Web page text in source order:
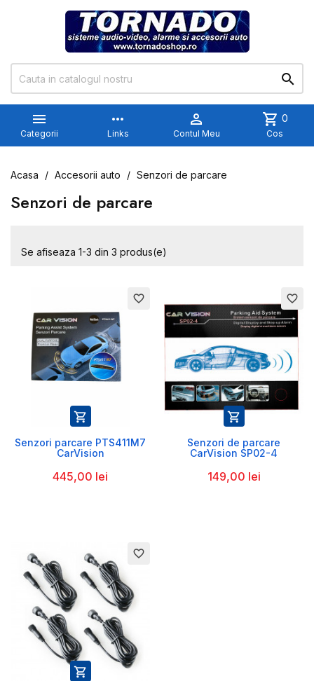


Categorii
more_horiz
Links

Contul Meu
shopping_cart 0
Cos
Acasa Accesorii auto Senzori de parcare
Senzori de parcare
Se afiseaza 1-3 din 3 produs(e)
favorite_border

Senzori parcare PTS411M7
CarVision
445,00 lei
favorite_border

Senzori de parcare
CarVision SP02-4
149,00 lei
favorite_border
